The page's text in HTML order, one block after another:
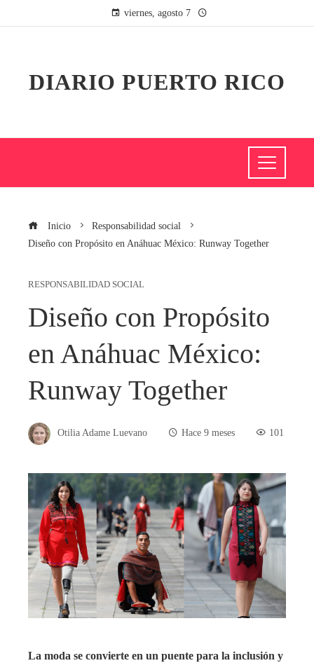
viernes, agosto 7
DIARIO PUERTO RICO
Inicio
Responsabilidad social
Diseño con Propósito en Anáhuac México: Runway Together
RESPONSABILIDAD SOCIAL
Diseño con Propósito
en Anáhuac México:
Runway Together
Otilia Adame Luevano Hace 9 meses 101
La moda se convierte en un puente para la inclusión y